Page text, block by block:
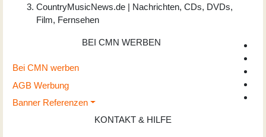
CountryMusicNews.de | Nachrichten, CDs, DVDs,
Film, Fernsehen
BEI CMN WERBEN
Bei CMN werben
AGB Werbung
Banner Referenzen
KONTAKT & HILFE